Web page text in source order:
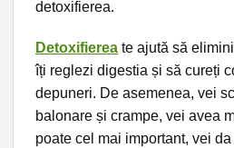
detoxifierea.
Detoxifierea te ajută să
îți reglezi digestia și să cureți
depuneri. De asemenea, vei
balonare și crampe, vei avea
poate cel mai important, vei